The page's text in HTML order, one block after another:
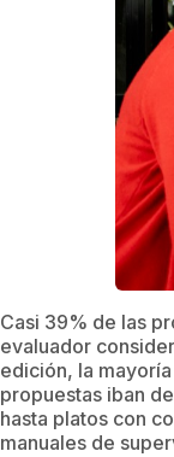
Casi 39% de las
evaluador
edición, la
propuestas iban
hasta platos con
manuales de